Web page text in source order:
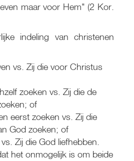
maar voor Hem" (2 Kor.
indeling van christenen
vs. Zij die voor Christus
zoeken vs. Zij die de
of
eerst zoeken vs. Zij die
God zoeken; of
Zij die God liefhebben.
het onmogelijk is om beide